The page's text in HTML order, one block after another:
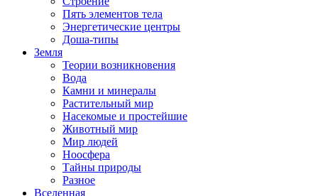
Пять элементов тела
Энергетические центры
Доша-типы
Земля
Теории возникновения
Вода
Камни и минералы
Растительный мир
Насекомые и простейшие
Животный мир
Мир людей
Ноосфера
Тайны природы
Разное
Вселенная